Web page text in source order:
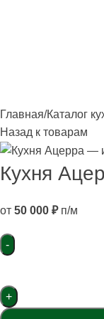
Главная Каталог
Назад к товарам
Кухня
от 50 000 ₽п/м